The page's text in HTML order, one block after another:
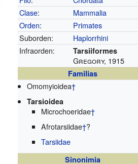
Clase:
Mammalia
Orden:
Primates
Suborden:
Haplorrhini
Infraorden:
Tarsiiformes
Gregory, 1915
Familias
Omomyioidea†
Tarsioidea
Microchoeridae†
Afrotarsiidae†?
Tarsiidae
Sinonimia